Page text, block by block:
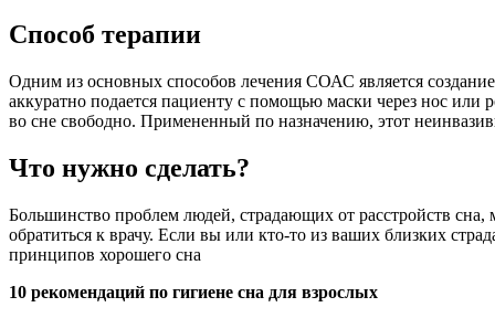
Способ терапии
Одним из основных способов лечения СОАС является
аккуратно подается пациенту с помощью маски через нос
во сне свободно. Примененный по назначению, этот
Что нужно сделать?
Большинство проблем людей, страдающих от расстройств
обратиться к врачу. Если вы или кто-то из ваших близких
принципов хорошего сна
10 рекомендаций по гигиене сна для взрослых